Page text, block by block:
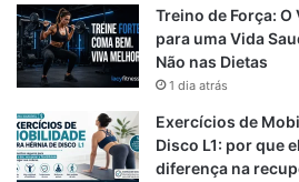
Agachamento faz mal para
a coluna
Com
Levantamento terra
estraga a lombar
um
Treino de Força:
para uma Vida
Não nas Dietas
1 dia atrás
Exercícios de
Disco L1: por que
diferença na